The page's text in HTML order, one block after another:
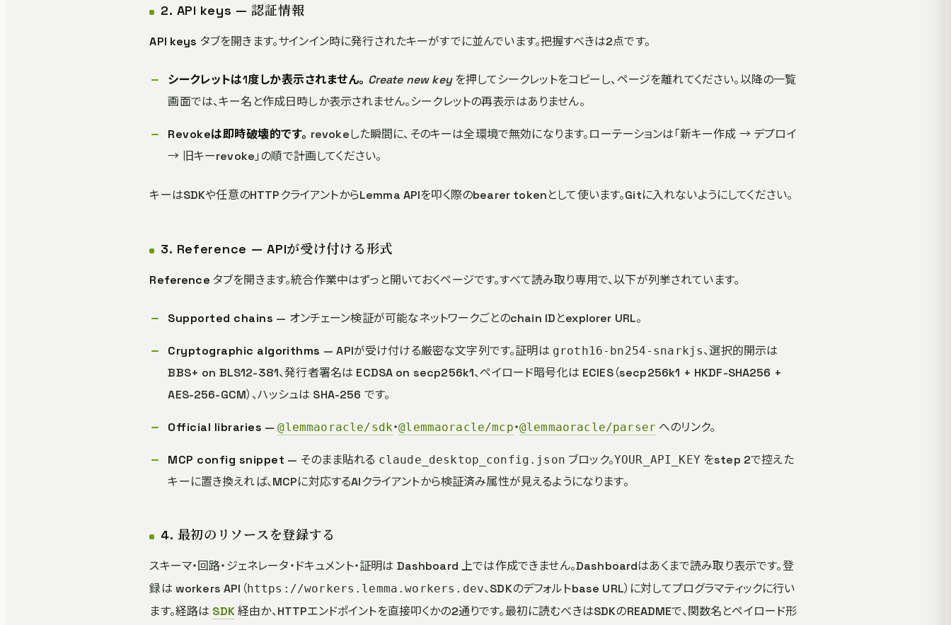
2. API keys — 認証情報
API keys タブを開きます。サインイン時に発行されたキーがすでに並んでいます。把握すべきは2点です。
シークレットは1度しか表示されません。 Create new keyを押してシークレットをコピーし、ページを離れてください。以降の一覧
画面では、キー名と作成日時しか表示されません。シークレットの再表示はありません。
Revokeは即時破壊的です。 revokeした瞬間に、そのキーは全環境で無効になります。ローテーションは「新キー作成 → デプロイ
→ 旧キーrevoke」の順で計画してください。
キーはSDKや任意のHTTPクライアントからLemma APIを叩く際のbearer tokenとして使います。Gitに入れないようにしてください。
3. Reference — APIが受け付ける形式
Reference タブを開きます。統合作業中はずっと開いておくページです。すべて読み取り専用で、以下が列挙されています。
Supported chains — オンチェーン検証が可能なネットワークごとのchain IDとexplorer URL。
Cryptographic algorithms — APIが受け付ける厳密な文字列です。証明は groth16-bn254-snarkjs、選択的開示は
BBS+ on BLS12-381、発行者署名は ECDSA on secp256k1、ペイロード暗号化は ECIES（secp256k1 + HKDF-SHA256 +
AES-256-GCM）、ハッシュは SHA-256 です。
Official libraries —@lemmaoracle/sdk・@lemmaoracle/mcp・@lemmaoracle/parser へのリンク。
MCP config snippet — そのまま貼れる claude_desktop_config.json ブロック。YOUR_API_KEY をstep 2で控えた
キーに置き換えれば、MCPに対応するAIクライアントから検証済み属性が見えるようになります。
4. 最初のリソースを登録する
スキーマ・回路・ジェネレータ・ドキュメント・証明は Dashboard 上では作成できません。Dashboardはあくまで読み取り表示です。登
録は workers API（https://workers.lemma.workers.dev、SDKのデフォルトbase URL）に対してプログラマティックに行い
ます。経路は SDK経由か、HTTPエンドポイントを直接叩くかの2通りです。最初に読むべきはSDKのREADMEで、関数名とペイロード形